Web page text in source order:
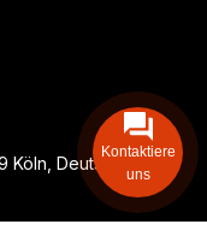
Köln, Deutschland
Kontaktiere
uns